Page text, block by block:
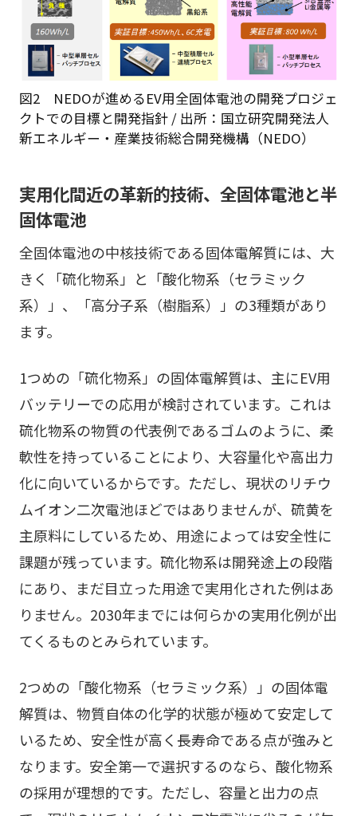
図2 NEDOが進めるEV用全固体電池の開発プロジェ
クトでの目標と開発指針/ 出所：国立研究開発法人
新エネルギー・産業技術総合開発機構（NEDO）
実用化間近の革新的技術、全固体電池と半
固体電池
全固体電池の中核技術である固体電解質には、大
きく「硫化物系」と「酸化物系（セラミック
系）」、「高分子系（樹脂系）」の3種類があり
ます。
1つめの「硫化物系」の固体電解質は、主にEV用
バッテリーでの応用が検討されています。これは
硫化物系の物質の代表例であるゴムのように、柔
軟性を持っていることにより、大容量化や高出力
化に向いているからです。ただし、現状のリチウ
ムイオン二次電池ほどではありませんが、硫黄を
主原料にしているため、用途によっては安全性に
課題が残っています。硫化物系は開発途上の段階
にあり、まだ目立った用途で実用化された例はあ
りません。2030年までには何らかの実用化例が出
てくるものとみられています。
2つめの「酸化物系（セラミック系）」の固体電
解質は、物質自体の化学的状態が極めて安定して
いるため、安全性が高く長寿命である点が強みと
なります。安全第一で選択するのなら、酸化物系
の採用が理想的です。ただし、容量と出力の点